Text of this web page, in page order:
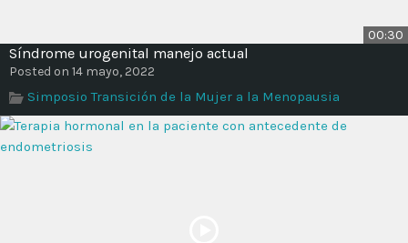
00:30
Síndrome urogenital manejo actual
Posted on 14 mayo, 2022
Simposio Transición de la Mujer a la Menopausia